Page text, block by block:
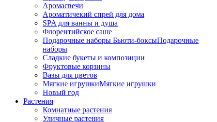
Аромасвечи
Ароматичекий спрей для дома
SPA для ванны и душа
Флорентийское саше
Подарочные наборы Бьюти-боксыПодарочные
наборы
Сладкие букеты и композиции
Фруктовые корзины
Вазы для цветов
Мягкие игрушкиМягкие игрушки
Новый год
Растения
Комнатные растения
Уличные растения